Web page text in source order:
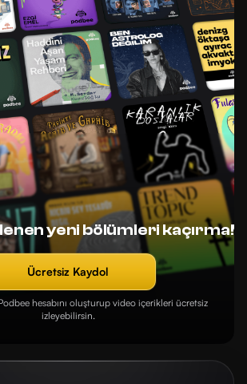
yeni bölümleri kaçırma!
Ücretsiz Kaydol
hesabını oluşturup video içerikleri ücretsiz
izleyebilirsin.